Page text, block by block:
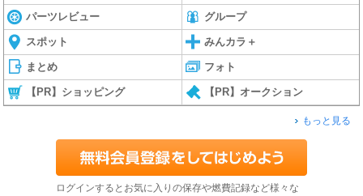
パーツレビュー グループ
スポット みんカラ＋
まとめ フォト
【PR】ショッピング 【PR】オークション
もっと見る
ログインするとお気に入りの保存や燃費記録など様々な